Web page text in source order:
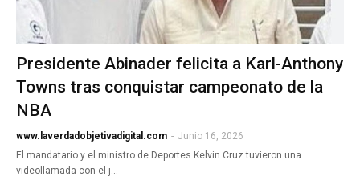
Presidente Abinader felicita a Karl-Anthony
Towns tras conquistar campeonato de la
NBA
www.laverdadobjetivadigital.com - Junio 16, 2026
El mandatario y el ministro de Deportes Kelvin Cruz tuvieron una
videollamada con el j…